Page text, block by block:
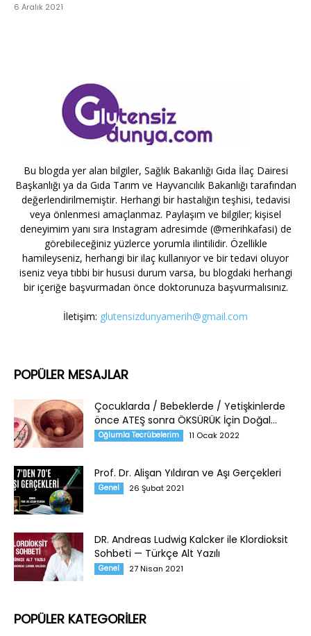
6 Aralık 2021
Bu blogda yer alan bilgiler, Sağlık Bakanlığı Gıda İlaç Dairesi
Başkanlığı ya da Gıda Tarım ve Hayvancılık Bakanlığı tarafından
değerlendirilmemiştir. Herhangi bir hastalığın teşhisi, tedavisi
veya önlenmesi amaçlanmaz. Paylaşım ve bilgiler; kişisel
deneyimim yanı sıra Instagram adresimde (@merihkafasi) de
görebileceğiniz yüzlerce yorumla ilintilidir. Özellikle
hamileyseniz, herhangi bir ilaç kullanıyor ve bir tedavi oluyor
iseniz veya tıbbi bir hususi durum varsa, bu blogdaki herhangi
bir içeriğe başvurmadan önce doktorunuza başvurmalısınız.
İletişim: glutensizdunyamerih@gmail.com
POPÜLER MESAJLAR
Çocuklarda / Bebeklerde / Yetişkinlerde
önce ATEŞ sonra ÖKSÜRÜK İçin Doğal...
Oğlumla Tecrübelerim 11 Ocak 2022
Prof. Dr. Alişan Yıldıran ve Aşı Gerçekleri
Genel 26 Şubat 2021
DR. Andreas Ludwig Kalcker ile Klordioksit
Sohbeti — Türkçe Alt Yazılı
Genel 27 Nisan 2021
POPÜLER KATEGORİLER